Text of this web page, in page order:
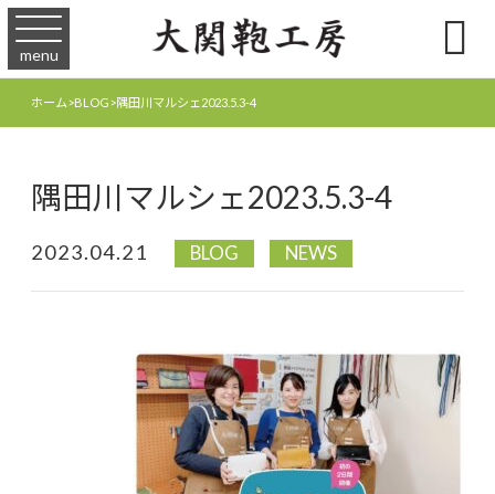
menu 
ホーム>BLOG>隅田川マルシェ2023.5.3-4
隅田川マルシェ2023.5.3-4
2023.04.21 BLOG NEWS